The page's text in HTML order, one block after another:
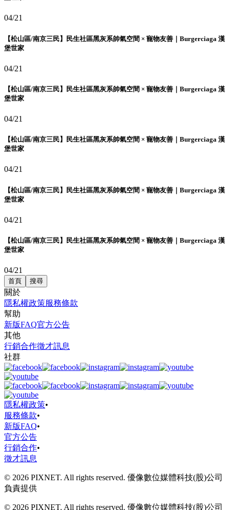
04/21
【松山區/南京三民】民生社區黑灰系帥氣空間 × 寵物友善｜Burgerciaga 漢
堡世家
04/21
【松山區/南京三民】民生社區黑灰系帥氣空間 × 寵物友善｜Burgerciaga 漢
堡世家
04/21
【松山區/南京三民】民生社區黑灰系帥氣空間 × 寵物友善｜Burgerciaga 漢
堡世家
04/21
【松山區/南京三民】民生社區黑灰系帥氣空間 × 寵物友善｜Burgerciaga 漢
堡世家
04/21
【松山區/南京三民】民生社區黑灰系帥氣空間 × 寵物友善｜Burgerciaga 漢
堡世家
04/21
首頁 搜尋
關於
隱私權政策服務條款
幫助
新版FAQ官方公告
其他
行銷合作徵才訊息
社群
隱私權政策•
服務條款•
新版FAQ•
官方公告
行銷合作•
徵才訊息
© 2026 PIXNET. All rights reserved. 優像數位媒體科技(股)公司
負責提供
© 2026 PIXNET. All rights reserved. 優像數位媒體科技(股)公司